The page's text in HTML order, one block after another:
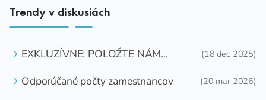
Trendy v diskusiách
EXKLUZÍVNE: POLOŽTE NÁM
(18 dec 2025)
Odporúčané počty zamestnancov (20 mar 2026)